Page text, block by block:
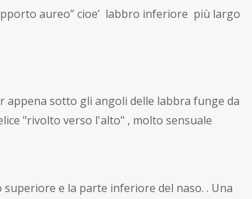
aureo” cioe’ labbro inferiore più largo
appena sotto gli angoli delle labbra funge da
"rivolto verso l'alto" , molto sensuale
e la parte inferiore del naso. . Una